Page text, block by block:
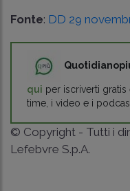
Fonte: DD 29
qui per iscriverti gratis
time, i video e i
© Copyright - Tutti i
Lefebvre S.p.A.